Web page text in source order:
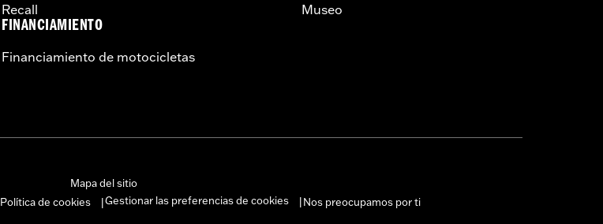
Recall
FINANCIAMIENTO
Financiamiento de motocicletas
Museo
Mapa del sitio
Política de cookies Gestionar las preferencias de cookies Nos preocupamos por ti